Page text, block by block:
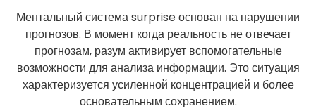
Ментальный система surprise основан на нарушении
прогнозов. В момент когда реальность не отвечает
прогнозам, разум активирует вспомогательные
возможности для анализа информации. Это ситуация
характеризуется усиленной концентрацией и более
основательным сохранением.